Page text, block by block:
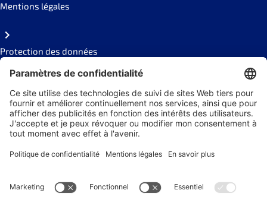
Mentions légales
Protection des données
Code of conduct
Social Links